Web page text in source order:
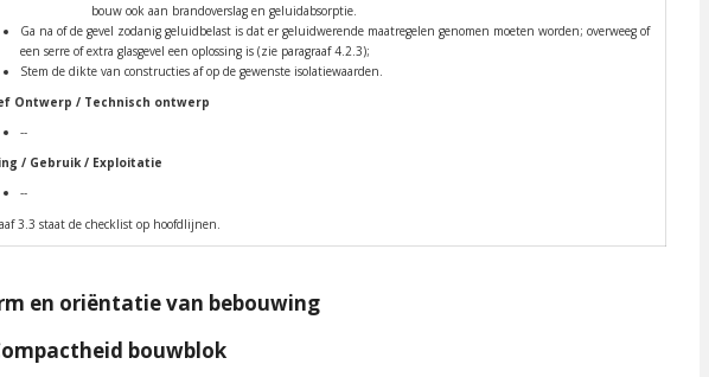
bouw ook aan brandoverslag en geluidabsorptie.
Ga na of de gevel zodanig geluidbelast is dat er geluidwerende maatregelen genomen moeten worden; overweeg of
een serre of extra glasgevel een oplossing is (zie paragraaf 4.2.3);
Stem de dikte van constructies af op de gewenste isolatiewaarden.
Ontwerp / Technisch ontwerp
--
/ Gebruik / Exploitatie
--
3.3 staat de checklist op hoofdlijnen.
en oriëntatie van bebouwing
bouwblok